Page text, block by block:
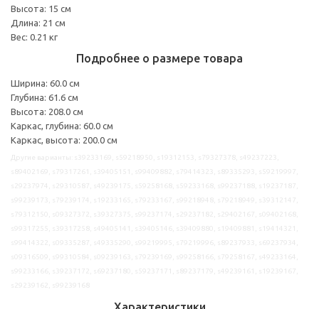
Высота: 15 см
Длина: 21 см
Вес: 0.21 кг
Подробнее о размере товара
Ширина: 60.0 см
Глубина: 61.6 см
Высота: 208.0 см
Каркас, глубина: 60.0 см
Каркас, высота: 200.0 см